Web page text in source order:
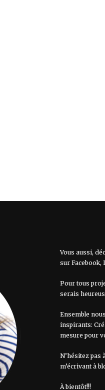
Vous aussi,
sur Facebook,
Pour tous
serais
Ensemble
inspirants:
mesure pour
N’hésitez pas
m’écrivant à
À bientôt!!!